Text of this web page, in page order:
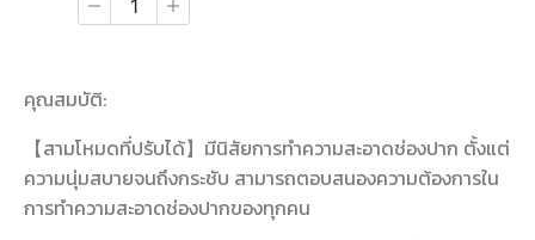
คุณสมบัติ:
【สามโหมดที่ปรับได้】มีนิสัยการทำความสะอาดช่องปาก ตั้งแต่
ความนุ่มสบายจนถึงกระชับ สามารถตอบสนองความต้องการใน
การทำความสะอาดช่องปากของทุกคน